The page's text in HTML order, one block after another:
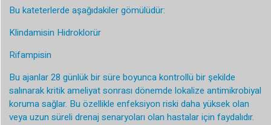
Bu kateterlerde aşağıdakiler gömülüdür:
Klindamisin Hidroklorür
Rifampisin
Bu ajanlar 28 günlük bir süre boyunca kontrollü bir şekilde
salınarak kritik ameliyat sonrası dönemde lokalize antimikrobiyal
koruma sağlar. Bu özellikle enfeksiyon riski daha yüksek olan
veya uzun süreli drenaj senaryoları olan hastalar için faydalıdır.